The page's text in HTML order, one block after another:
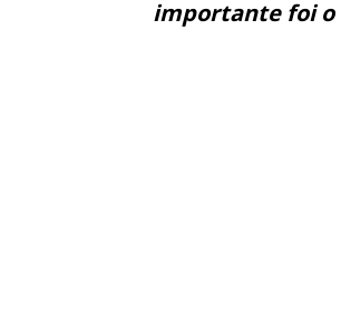
importante foi o